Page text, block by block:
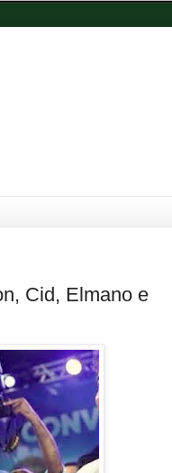
Cid, Elmano e